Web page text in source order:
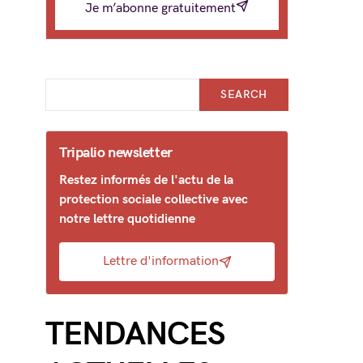
Je m’abonne gratuitement
SEARCH
Tripalio newsletter
Restez informés de l'actu de la
protection sociale collective avec
notre lettre quotidienne
Lettre d'information
TENDANCES